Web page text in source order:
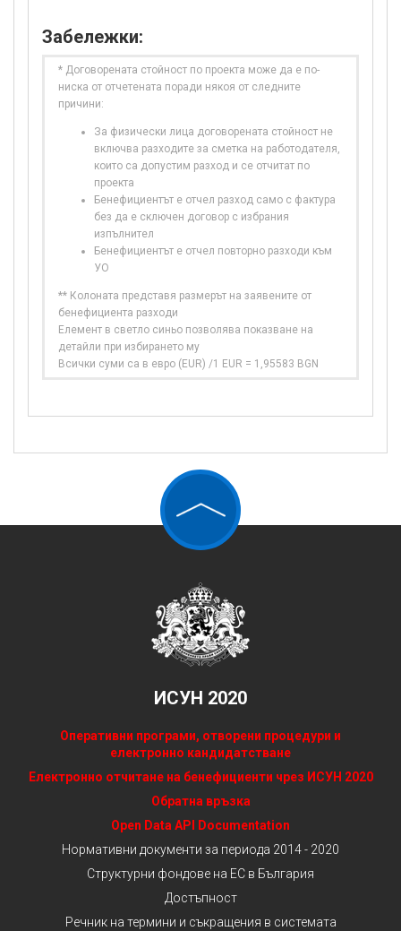
Забележки:
* Договорената стойност по проекта може да е по-
ниска от отчетената поради някоя от следните
причини:
За физически лица договорената стойност не
включва разходите за сметка на работодателя,
които са допустим разход и се отчитат по
проекта
Бенефициентът е отчел разход само с фактура
без да е сключен договор с избрания
изпълнител
Бенефициентът е отчел повторно разходи към
УО
** Колоната представя размерът на заявените от
бенефициента разходи
Елемент в светло синьо позволява показване на
детайли при избирането му
Всички суми са в евро (EUR) /1 EUR = 1,95583 BGN
ИСУН 2020
Оперативни програми, отворени процедури и
електронно кандидатстване
Електронно отчитане на бенефициенти чрез ИСУН 2020
Обратна връзка
Open Data API Documentation
Нормативни документи за периода 2014 - 2020
Структурни фондове на ЕС в България
Достъпност
Речник на термини и съкращения в системата